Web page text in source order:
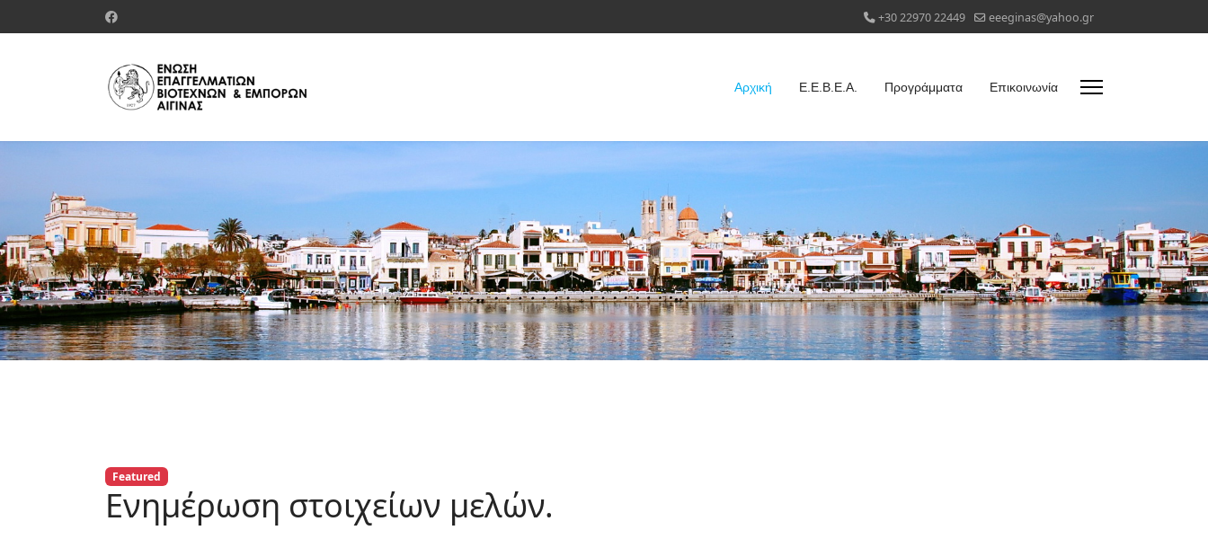
+30 22970 22449 eeeginas@yahoo.gr
Αρχική Ε.Ε.Β.Ε.Α. Προγράμματα Επικοινωνία
Featured
Ενημέρωση στοιχείων μελών.